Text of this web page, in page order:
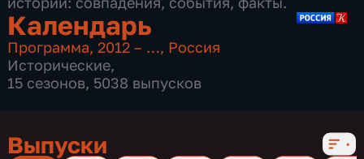
Календарь
Программа,2012 – …, Россия
Исторические,
15 сезонов, 5038 выпусков
Выпуски